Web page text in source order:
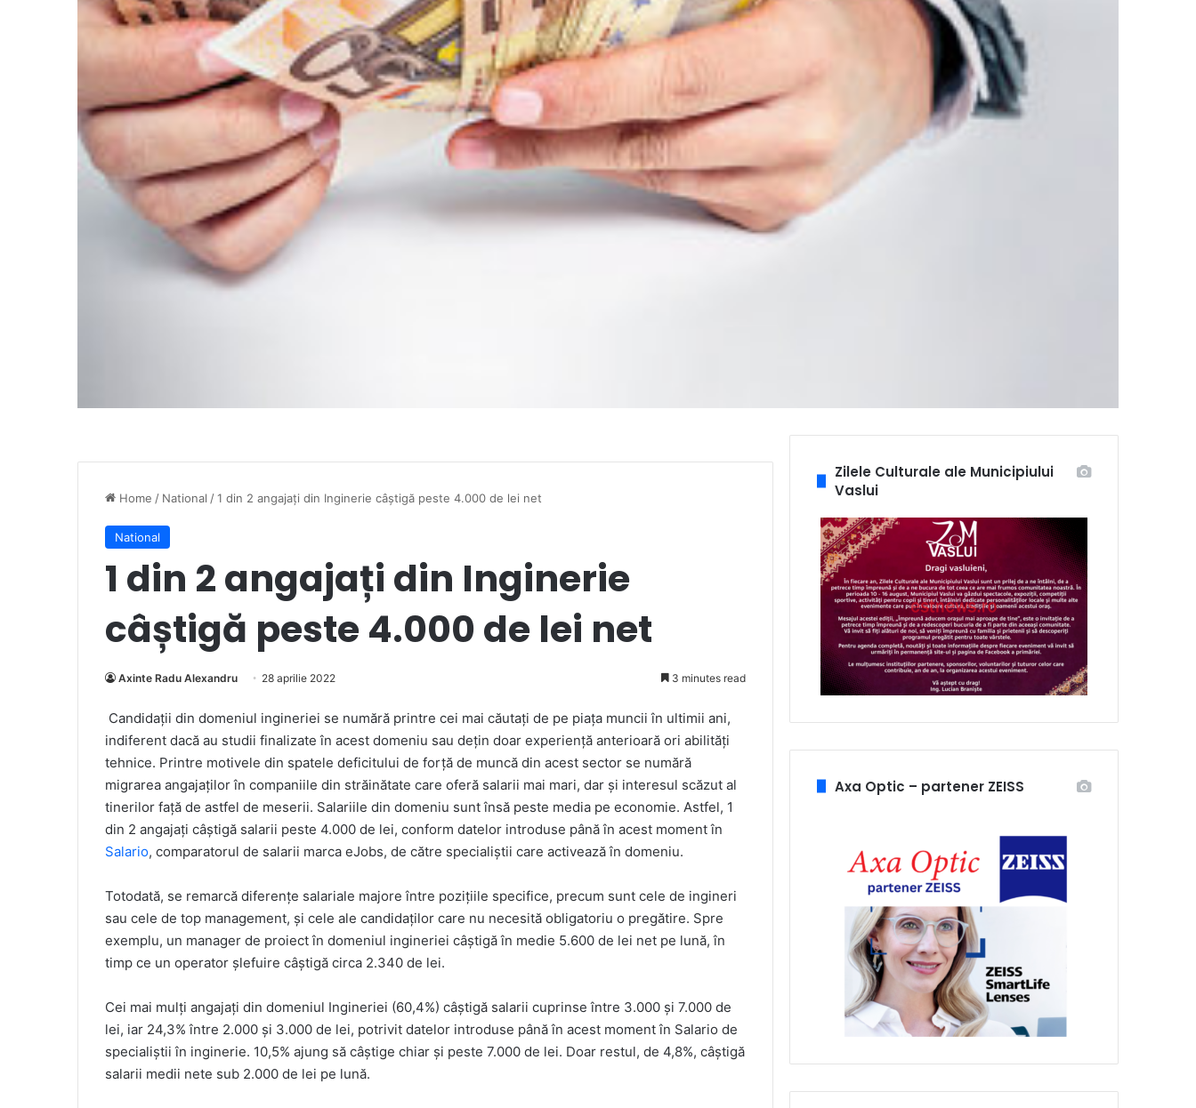
Home / National /1 din 2 angajați din Inginerie câștigă peste 4.000 de lei net
National
1 din 2 angajați din Inginerie
câștigă peste 4.000 de lei net
Axinte Radu Alexandru 28 aprilie 2022 3 minutes read
Candidații din domeniul ingineriei se numără printre cei mai căutați de pe piața muncii în ultimii ani,
indiferent dacă au studii finalizate în acest domeniu sau dețin doar experiență anterioară ori abilități
tehnice. Printre motivele din spatele deficitului de forță de muncă din acest sector se numără
migrarea angajaților în companiile din străinătate care oferă salarii mai mari, dar și interesul scăzut al
tinerilor față de astfel de meserii. Salariile din domeniu sunt însă peste media pe economie. Astfel, 1
din 2 angajați câștigă salarii peste 4.000 de lei, conform datelor introduse până în acest moment în
Salario, comparatorul de salarii marca eJobs, de către specialiștii care activează în domeniu.
Totodată, se remarcă diferențe salariale majore între pozițiile specifice, precum sunt cele de ingineri
sau cele de top management, și cele ale candidaților care nu necesită obligatoriu o pregătire. Spre
exemplu, un manager de proiect în domeniul ingineriei câștigă în medie 5.600 de lei net pe lună, în
timp ce un operator șlefuire câștigă circa 2.340 de lei.
Cei mai mulți angajați din domeniul Ingineriei (60,4%) câștigă salarii cuprinse între 3.000 și 7.000 de
lei, iar 24,3% între 2.000 și 3.000 de lei, potrivit datelor introduse până în acest moment în Salario de
specialiștii în inginerie. 10,5% ajung să câștige chiar și peste 7.000 de lei. Doar restul, de 4,8%, câștigă
salarii medii nete sub 2.000 de lei pe lună.
Zilele Culturale ale Municipiului
Vaslui
Axa Optic – partener ZEISS